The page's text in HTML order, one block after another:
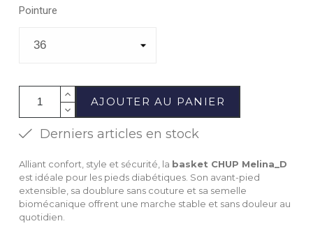
Pointure
AJOUTER AU PANIER
Derniers articles en stock
Alliant confort, style et sécurité, la basket CHUP Melina_D
est idéale pour les pieds diabétiques. Son avant-pied
extensible, sa doublure sans couture et sa semelle
biomécanique offrent une marche stable et sans douleur au
quotidien.